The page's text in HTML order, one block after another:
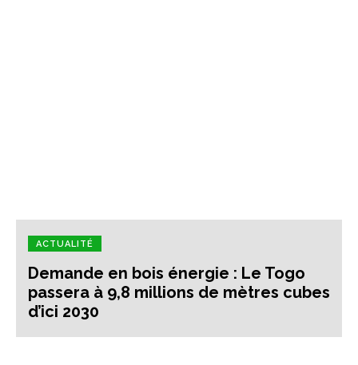
ACTUALITÉ
Demande en bois énergie : Le Togo
passera à 9,8 millions de mètres cubes
d’ici 2030